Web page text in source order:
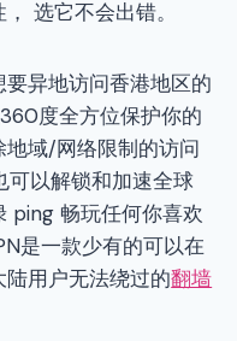
选它不会出错。
异地访问香港地区的
度全方位保护你的
域/网络限制的访问
以解锁和加速全球
ping 畅玩任何你喜欢
是一款少有的可以在
用户无法绕过的翻墙